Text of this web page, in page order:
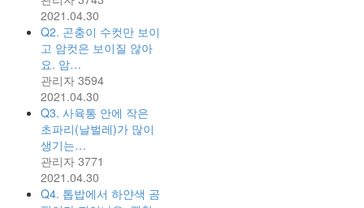
2021.04.30
Q2. 곤충이 수컷만 보이
고 암컷은 보이질 않아
요. 암…
관리자 3594
2021.04.30
Q3. 사육통 안에 작은
초파리(날벌레)가 많이
생기는…
관리자 3771
2021.04.30
Q4. 톱밥에서 하얀색 곰